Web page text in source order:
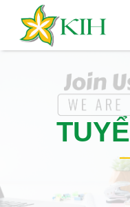
Chuyển
dung